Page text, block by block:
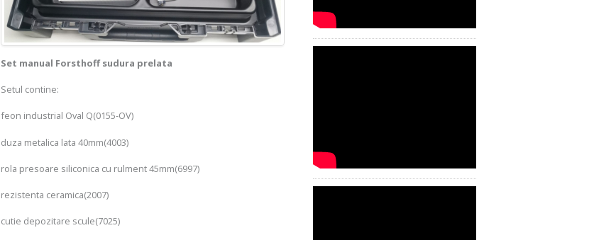
Set manual Forsthoff sudura prelata
Setul contine:
feon industrial Oval Q(0155-OV)
duza metalica lata 40mm(4003)
rola presoare siliconica cu rulment 45mm(6997)
rezistenta ceramica(2007)
cutie depozitare scule(7025)